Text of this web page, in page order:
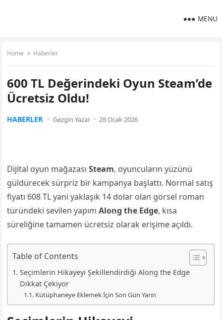
MENU
Home Haberler
600 TL Değerindeki Oyun Steam’de
Ücretsiz Oldu!
HABERLER Gezgin Yazar 28 Ocak 2026
Dijital oyun mağazasıSteam, oyuncuların yüzünü
güldürecek sürpriz bir kampanya başlattı. Normal satış
fiyatı 608 TL yani yaklaşık 14 dolar olan görsel roman
türündeki sevilen yapımAlong the Edge, kısa
süreliğine tamamen ücretsiz olarak erişime açıldı.
Table of Contents
Seçimlerin Hikayeyi Şekillendirdiği Along the Edge
Dikkat Çekiyor
Kütüphaneye Eklemek İçin Son Gün Yarın